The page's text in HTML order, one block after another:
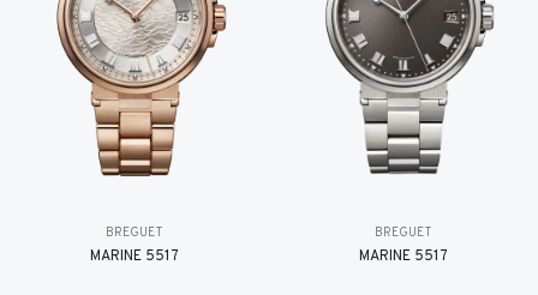
BREGUET
MARINE 5517
BREGUET
MARINE 5517